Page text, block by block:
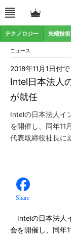
テクノロジー 先端技術
ニュース
Intel日本法人
が就任
2018年11月1日付で
Intelの日本法人イ
を開催し、同年11
代表取締役社長に
Share
Intelの日本法人
会を開催し、同年